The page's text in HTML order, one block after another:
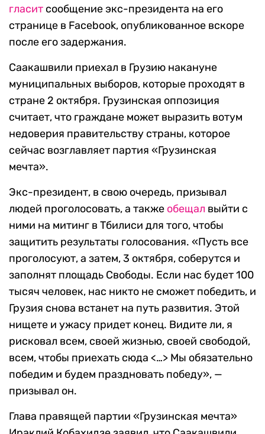
гласит сообщение экс-президента на его
странице в Facebook, опубликованное вскоре
после его задержания.
Саакашвили приехал в Грузию накануне
муниципальных выборов, которые проходят в
стране 2 октября. Грузинская оппозиция
считает, что граждане может выразить вотум
недоверия правительству страны, которое
сейчас возглавляет партия «Грузинская
мечта».
Экс-президент, в свою очередь, призывал
людей проголосовать, а также обещал выйти с
ними на митинг в Тбилиси для того, чтобы
защитить результаты голосования. «Пусть все
проголосуют, а затем, 3 октября, соберутся и
заполнят площадь Свободы. Если нас будет 100
тысяч человек, нас никто не сможет победить, и
Грузия снова встанет на путь развития. Этой
нищете и ужасу придет конец. Видите ли, я
рисковал всем, своей жизнью, своей свободой,
всем, чтобы приехать сюда <…> Мы обязательно
победим и будем праздновать победу», —
призывал он.
Глава правящей партии «Грузинская мечта»